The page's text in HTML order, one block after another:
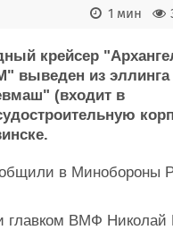
Торговая площадка
Доска объявлений
Продажа флота
Оборудование
Материалы
1 мин
крейсер
выведен из эллинга
(входит в
в Минобороны
главком ВМФ Николай